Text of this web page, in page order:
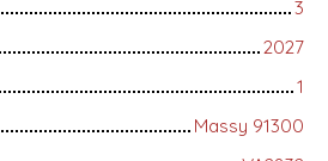
3
2027
1
Massy 91300